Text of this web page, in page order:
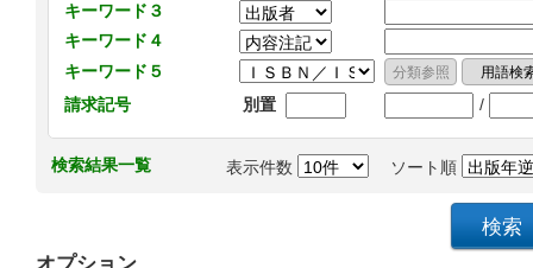
キーワード３
キーワード４
キーワード５
請求記号
別置 /
検索結果一覧 表示件数 ソート順
オプション